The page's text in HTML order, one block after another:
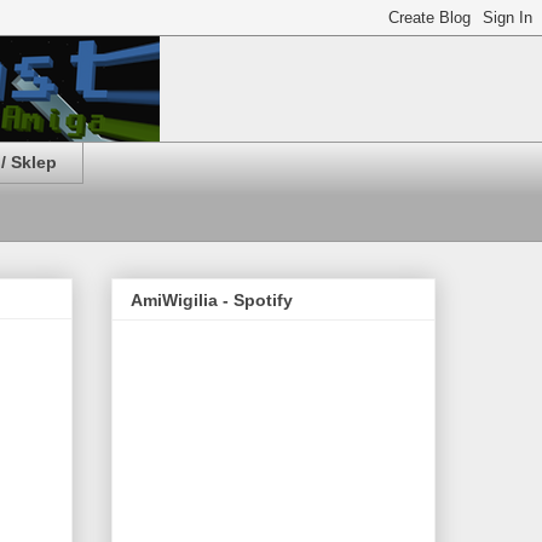
Sklep
AmiWigilia - Spotify